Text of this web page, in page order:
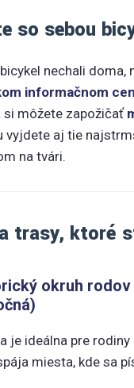
so sebou
nechali doma,
informačnom
si môžete zapožičať
vyjdete aj tie
na tvári.
trasy, ktoré
okruh rodov
je ideálna pre
miesta, kde sa